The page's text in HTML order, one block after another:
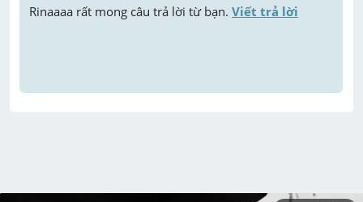
Rinaaaa rất mong câu trả lời từ bạn. Viết trả lời